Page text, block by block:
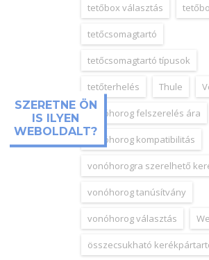
SZERETNE ÖN
IS ILYEN
WEBOLDALT?
tetőbox választás
tetőcsomagtartó
tetőcsomagtartó típusok
tetőterhelés Thule
vonóhorog felszerelés ára
vonóhorog kompatibilitás
vonóhorogra szerelhető
vonóhorog tanúsítvány
vonóhorog választás
összecsukható